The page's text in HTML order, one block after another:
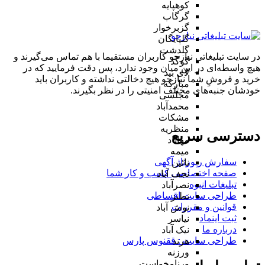
کوهپایه
گرگاب
گزبرخوار
گلپایگان
گلدشت
گوگد
لای بید
مبارکه
مجلسی
محمدآباد
مشکات
منظریه
مهاباد
میمه
نائین
نجف آباد
نصرآباد
نطنز
نوش آباد
نیاسر
نیک آباد
هرند
ورزنه
در سایت تبلیغاتی نیازجو کاربران مستقیما با هم تماس می‌گیرند و
هیچ واسطه‌ای در این میان وجود ندارد، پس دقت فرمایید که در
خرید و فروشِ شما نیازجو هیچ دخالتی نداشته و کاربران باید
خودشان جنبه‌های مختلف امنیتی را در نظر بگیرند.
دسترسی سریع
سفارش رپورتاژ آگهی
صفحه اختصاصی کسب و کار شما
تبلیغات انبوه
طراحی سایت اقساطی
قوانین و مقررات
ثبت اینماد
درباره ما
طراحی سایت : ققنوس پارس